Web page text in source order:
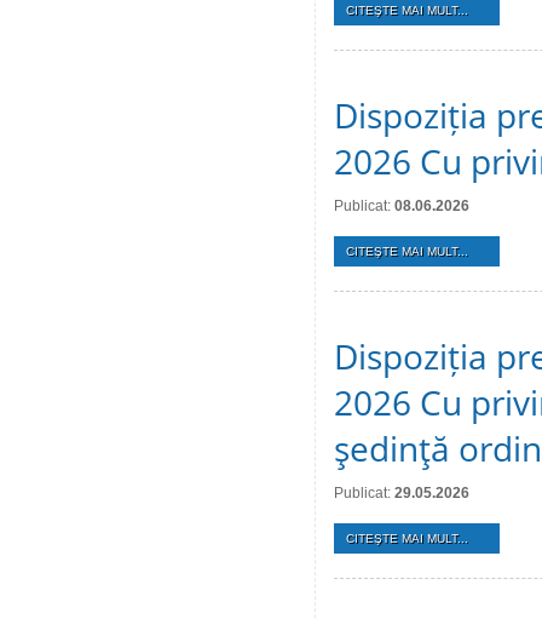
CITEŞTE MAI MULT...
Dispoziția
2026 Cu
Publicat: 08.06.2026
CITEŞTE MAI MULT...
Dispoziția
2026 Cu
şedinţă
Publicat: 29.05.2026
CITEŞTE MAI MULT...